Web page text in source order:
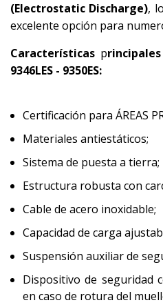
(Electrostatic Discharge),
excelente opción para
Características p
9346LES - 9350ES:
Certificación para ÁREAS
Materiales antiestáticos;
Sistema de puesta a tierra;
Estructura robusta con
Cable de acero inoxidable;
Capacidad de carga
Suspensión auxiliar de
Dispositivo de seguridad
en caso de rotura del